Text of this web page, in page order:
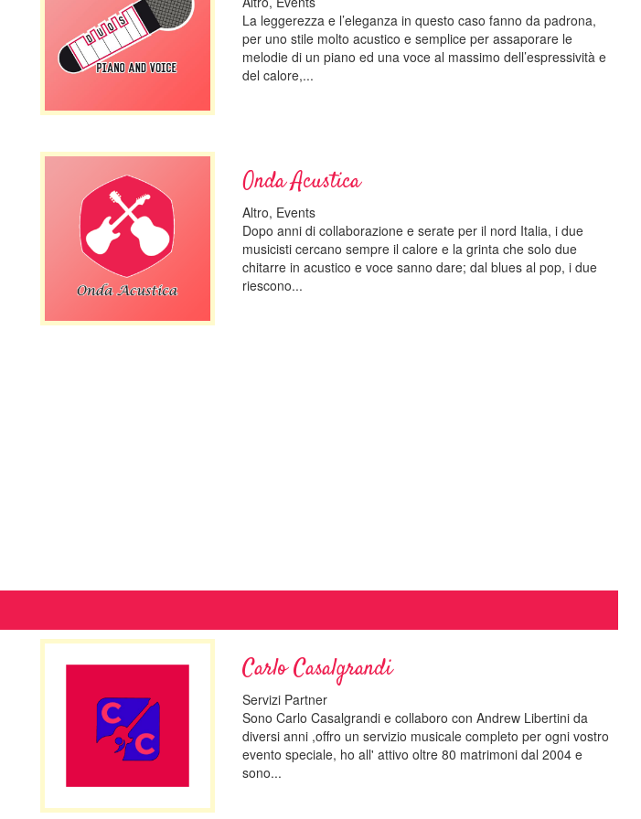
La leggerezza e l’eleganza in questo caso fanno da padrona,
per uno stile molto acustico e semplice per assaporare le
melodie di un piano ed una voce al massimo dell’espressività e
del calore,...
Onda Acustica
Altro, Events
Dopo anni di collaborazione e serate per il nord Italia, i due
musicisti cercano sempre il calore e la grinta che solo due
chitarre in acustico e voce sanno dare; dal blues al pop, i due
riescono...
Carlo Casalgrandi
Servizi Partner
Sono Carlo Casalgrandi e collaboro con Andrew Libertini da
diversi anni ,offro un servizio musicale completo per ogni vostro
evento speciale, ho all' attivo oltre 80 matrimoni dal 2004 e
sono...